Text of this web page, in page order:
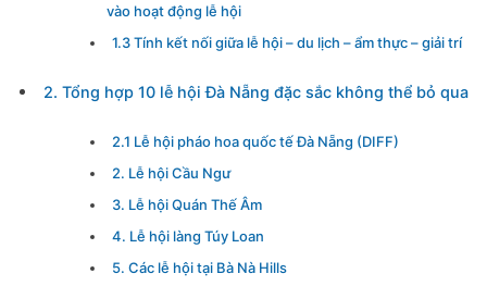
vào hoạt động lễ hội
1.3 Tính kết nối giữa lễ hội – du lịch – ẩm thực – giải trí
2. Tổng hợp 10 lễ hội Đà Nẵng đặc sắc không thể bỏ qua
2.1 Lễ hội pháo hoa quốc tế Đà Nẵng (DIFF)
2. Lễ hội Cầu Ngư
3. Lễ hội Quán Thế Âm
4. Lễ hội làng Túy Loan
5. Các lễ hội tại Bà Nà Hills